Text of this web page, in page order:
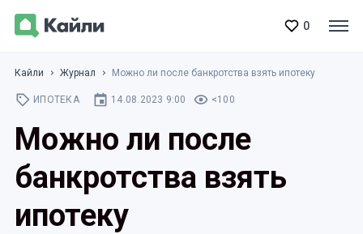
0
Кайли Журнал Можно ли после банкротства взять ипотеку
ИПОТЕКА 14.08.2023 9:00 <100
Можно ли после
банкротства взять
ипотеку